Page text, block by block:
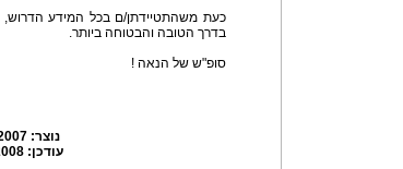
כעת משהתטיידתן/ם בכל המידע הדרוש,
בדרך הטובה והבטוחה ביותר.
סופ"ש של הנאה !
נוצר:
עודכן: